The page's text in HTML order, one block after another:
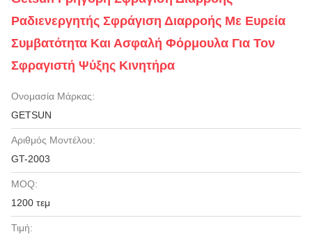
Ραδιενεργητής Σφράγιση Διαρροής Με Ευρεία
Συμβατότητα Και Ασφαλή Φόρμουλα Για Τον
Σφραγιστή Ψύξης Κινητήρα
Ονομασία Μάρκας:
GETSUN
Αριθμός Μοντέλου:
GT-2003
MOQ:
1200 τεμ
Τιμή: